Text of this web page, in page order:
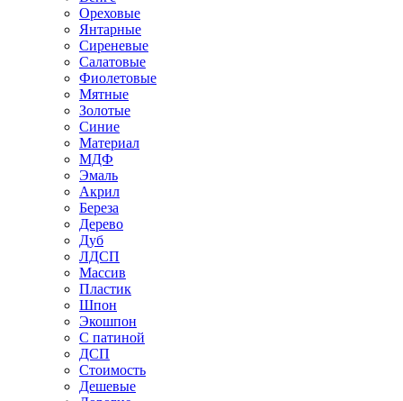
Ореховые
Янтарные
Сиреневые
Салатовые
Фиолетовые
Мятные
Золотые
Синие
Материал
МДФ
Эмаль
Акрил
Береза
Дерево
Дуб
ЛДСП
Массив
Пластик
Шпон
Экошпон
С патиной
ДСП
Стоимость
Дешевые